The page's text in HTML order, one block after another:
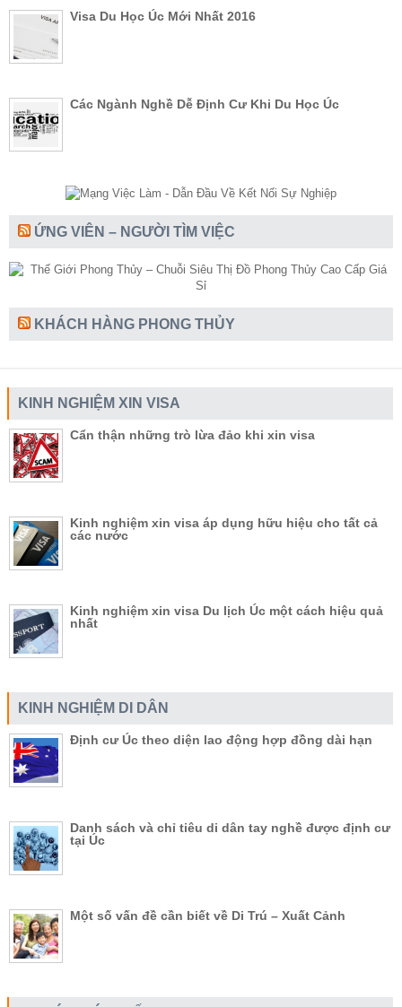
Visa Du Học Úc Mới Nhất 2016
Các Ngành Nghề Dễ Định Cư Khi Du Học Úc
ỨNG VIÊN – NGƯỜI TÌM VIỆC
KHÁCH HÀNG PHONG THỦY
KINH NGHIỆM XIN VISA
Cẩn thận những trò lừa đảo khi xin visa
Kinh nghiệm xin visa áp dụng hữu hiệu cho tất cả
các nước
Kinh nghiệm xin visa Du lịch Úc một cách hiệu quả
nhất
KINH NGHIỆM DI DÂN
Định cư Úc theo diện lao động hợp đồng dài hạn
Danh sách và chỉ tiêu di dân tay nghề được định cư
tại Úc
Một số vấn đề cần biết về Di Trú – Xuất Cảnh